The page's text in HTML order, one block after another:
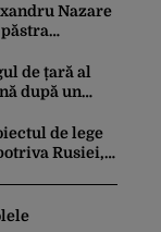
Nazare
caz un
de țară al
după un
din raport
de lege
Rusiei,